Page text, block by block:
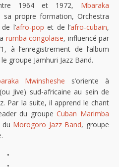
1964 et 1972, Mbaraka
propre formation, Orchestra
l’afro-pop et de l’afro-cubain,
rumba congolaise, influencé par
à l’enregistrement de l’album
groupe Jamhuri Jazz Band.
Mwinsheshe s’oriente à
(ou Jive) sud-africaine au sein de
Par la suite, il apprend le chant
du groupeCuban Marimba
Morogoro Jazz Band, groupe
"